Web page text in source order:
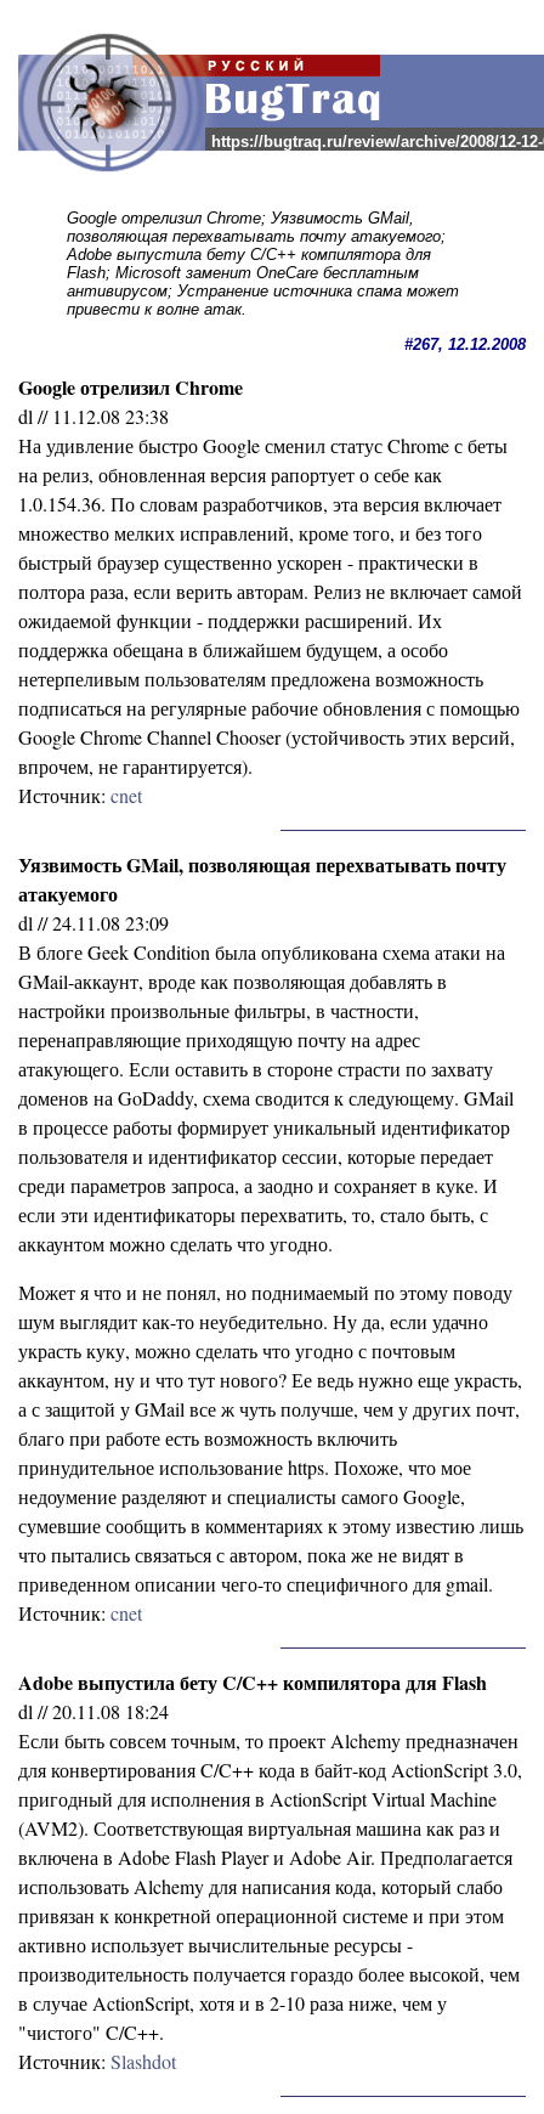
https://bugtraq.ru/review/archive/2008/12-
Google отрелизил Chrome; Уязвимость GMail,
позволяющая перехватывать почту атакуемого;
Adobe выпустила бету C/C++ компилятора для
Flash; Microsoft заменит OneCare бесплатным
антивирусом; Устранение источника спама может
привести к волне атак.
#267, 12.12.2008
Google отрелизил Chrome
dl // 11.12.08 23:38
На удивление быстро Google сменил статус Chrome с беты
на релиз, обновленная версия рапортует о себе как
1.0.154.36. По словам разработчиков, эта версия включает
множество мелких исправлений, кроме того, и без того
быстрый браузер существенно ускорен - практически в
полтора раза, если верить авторам. Релиз не включает самой
ожидаемой функции - поддержки расширений. Их
поддержка обещана в ближайшем будущем, а особо
нетерпеливым пользователям предложена возможность
подписаться на регулярные рабочие обновления с помощью
Google Chrome Channel Chooser (устойчивость этих версий,
впрочем, не гарантируется).
Источник: cnet
Уязвимость GMail, позволяющая перехватывать почту
атакуемого
dl // 24.11.08 23:09
В блоге Geek Condition была опубликована схема атаки на
GMail-аккаунт, вроде как позволяющая добавлять в
настройки произвольные фильтры, в частности,
перенаправляющие приходящую почту на адрес
атакующего. Если оставить в стороне страсти по захвату
доменов на GoDaddy, схема сводится к следующему. GMail
в процессе работы формирует уникальный идентификатор
пользователя и идентификатор сессии, которые передает
среди параметров запроса, а заодно и сохраняет в куке. И
если эти идентификаторы перехватить, то, стало быть, с
аккаунтом можно сделать что угодно.
Может я что и не понял, но поднимаемый по этому поводу
шум выглядит как-то неубедительно. Ну да, если удачно
украсть куку, можно сделать что угодно с почтовым
аккаунтом, ну и что тут нового? Ее ведь нужно еще украсть,
а с защитой у GMail все ж чуть получше, чем у других почт,
благо при работе есть возможность включить
принудительное использование https. Похоже, что мое
недоумение разделяют и специалисты самого Google,
сумевшие сообщить в комментариях к этому известию лишь
что пытались связаться с автором, пока же не видят в
приведенном описании чего-то специфичного для gmail.
Источник: cnet
Adobe выпустила бету C/C++ компилятора для Flash
dl // 20.11.08 18:24
Если быть совсем точным, то проект Alchemy предназначен
для конвертирования C/C++ кода в байт-код ActionScript 3.0,
пригодный для исполнения в ActionScript Virtual Machine
(AVM2). Соответствующая виртуальная машина как раз и
включена в Adobe Flash Player и Adobe Air. Предполагается
использовать Alchemy для написания кода, который слабо
привязан к конкретной операционной системе и при этом
активно использует вычислительные ресурсы -
производительность получается гораздо более высокой, чем
в случае ActionScript, хотя и в 2-10 раза ниже, чем у
"чистого" C/C++.
Источник: Slashdot